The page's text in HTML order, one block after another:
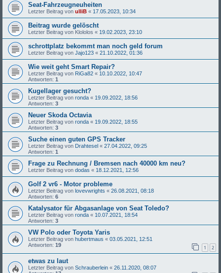
Seat-Fahrzeugneuheiten
Letzter Beitrag von ulliB « 17.05.2023, 10:34
Beitrag wurde gelöscht
Letzter Beitrag von Klololos « 19.02.2023, 23:10
schrottplatz bekommt man noch geld forum
Letzter Beitrag von Jajo123 « 21.10.2022, 01:36
Wie weit geht Smart Repair?
Letzter Beitrag von RiGa82 « 10.10.2022, 10:47
Antworten: 1
Kugellager gesucht?
Letzter Beitrag von ronda « 19.09.2022, 18:56
Antworten: 3
Neuer Skoda Octavia
Letzter Beitrag von ronda « 19.09.2022, 18:55
Antworten: 3
Suche einen guten GPS Tracker
Letzter Beitrag von Drahtesel « 27.04.2022, 09:25
Antworten: 1
Frage zu Rechnung / Bremsen nach 40000 km neu?
Letzter Beitrag von dodas « 18.12.2021, 12:56
Golf 2 vr6 - Motor probleme
Letzter Beitrag von lovevwrights « 26.08.2021, 08:18
Antworten: 6
Katalysator für Abgasanlage von Seat Toledo?
Letzter Beitrag von ronda « 10.07.2021, 18:54
Antworten: 3
VW Polo oder Toyota Yaris
Letzter Beitrag von hubertmaus « 03.05.2021, 12:51
Antworten: 19 1 2
etwas zu laut
Letzter Beitrag von Schrauberlein « 26.11.2020, 08:07